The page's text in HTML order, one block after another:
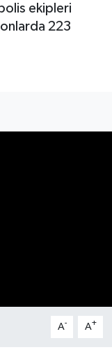
ekipleri
223
A- A+